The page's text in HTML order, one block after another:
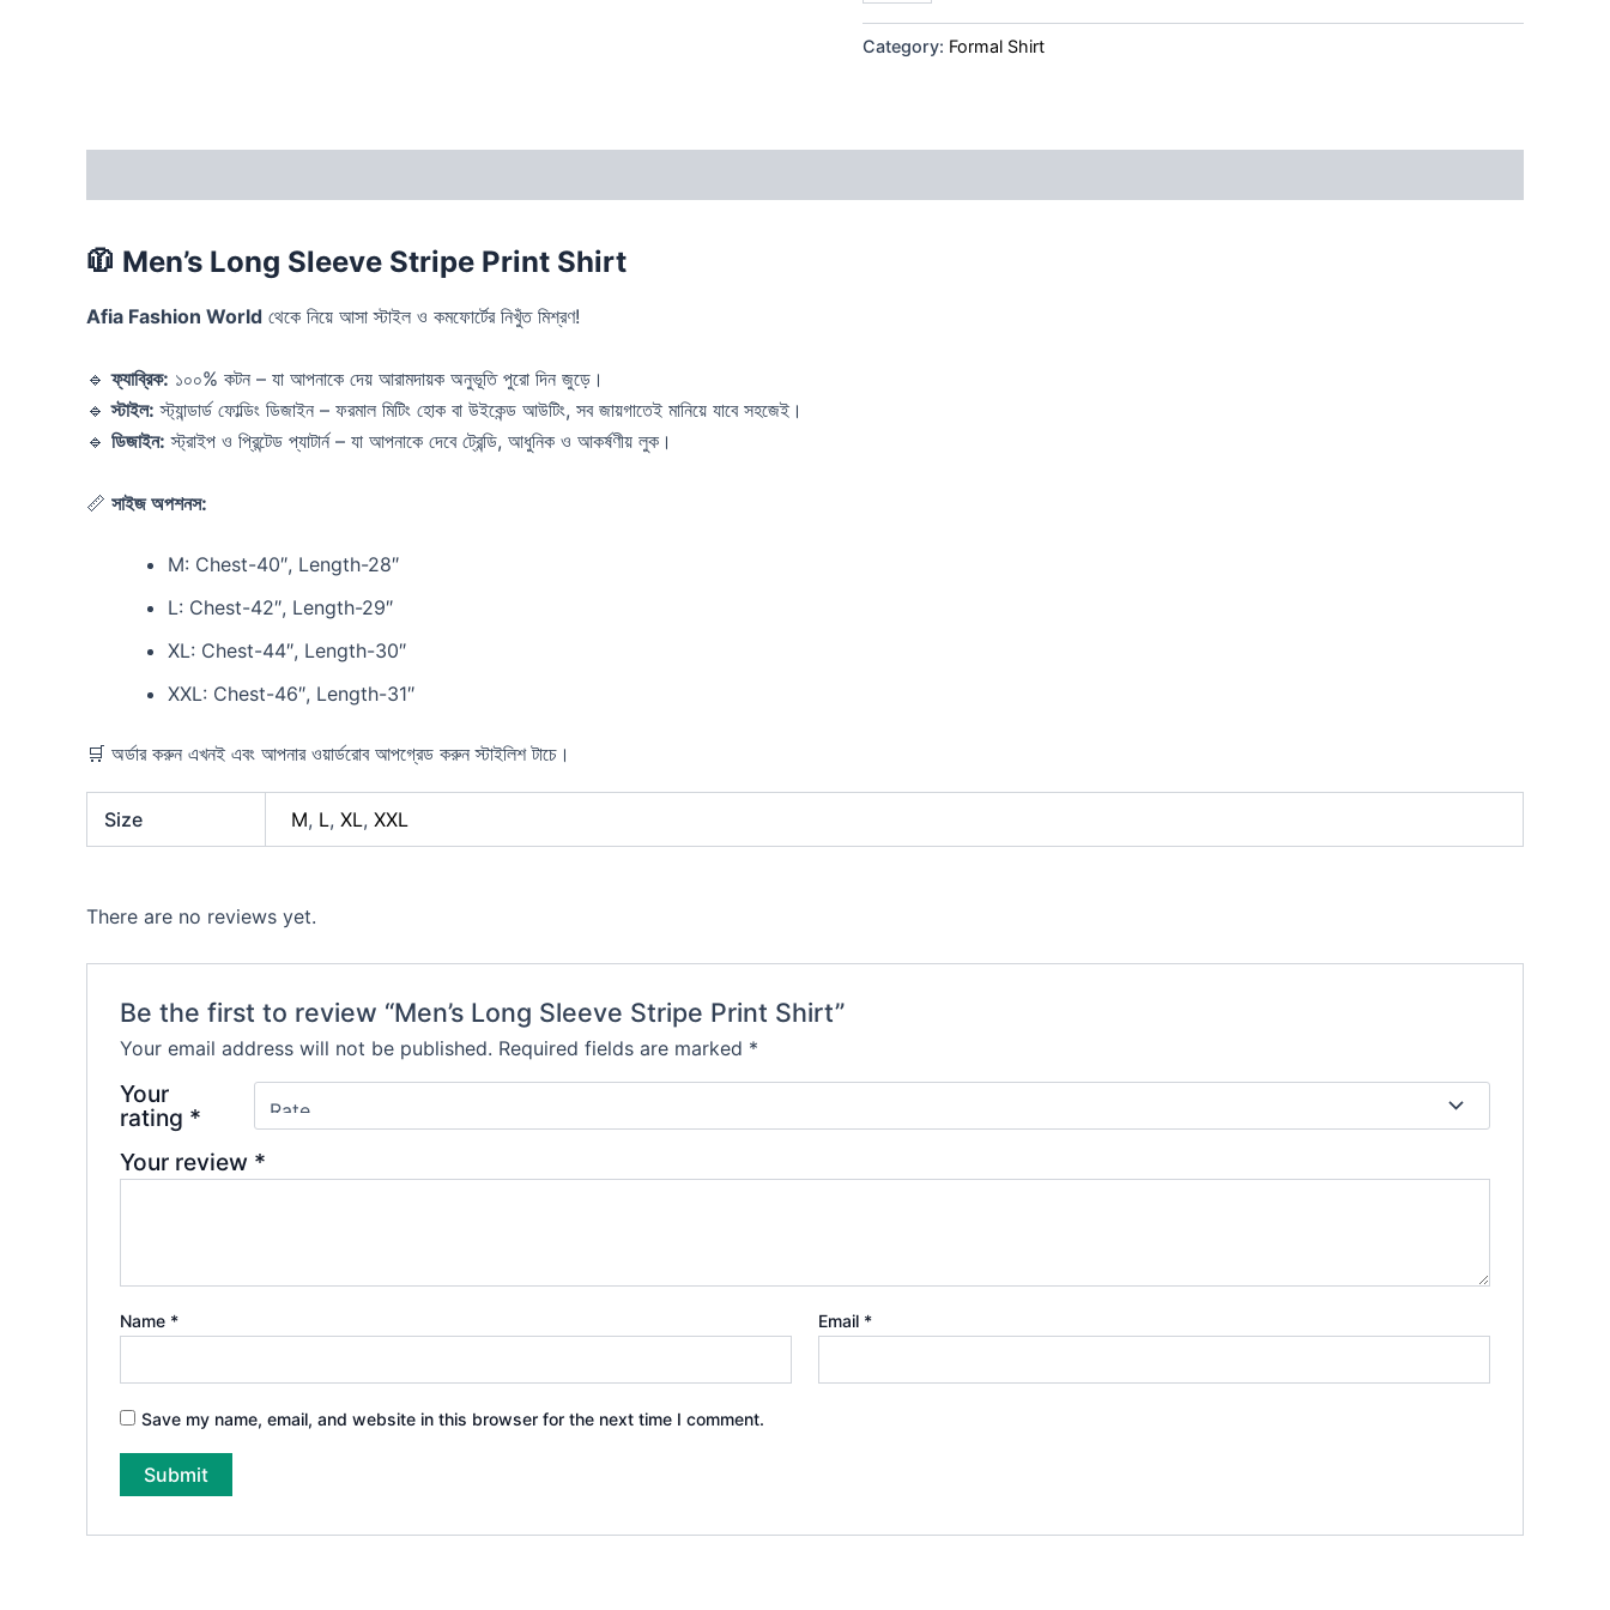
Category: Formal Shirt
🧥 Men’s Long Sleeve Stripe Print Shirt
Afia Fashion World থেকে নিয়ে আসা স্টাইল ও কমফোর্টের নিখুঁত মিশ্রণ!
🔹ফ্যাব্রিক: ১০০% কটন – যা আপনাকে দেয় আরামদায়ক অনুভূতি পুরো দিন জুড়ে।
🔹স্টাইল: স্ট্যান্ডার্ড ফোল্ডিং ডিজাইন – ফরমাল মিটিং হোক বা উইকেন্ড আউটিং, সব জায়গাতেই মানিয়ে যাবে সহজেই।
🔹 ডিজাইন: স্ট্রাইপ ও প্রিন্টেড প্যাটার্ন – যা আপনাকে দেবে ট্রেন্ডি, আধুনিক ও আকর্ষণীয় লুক।
📏 সাইজ অপশনস:
M: Chest-40″, Length-28″
L: Chest-42″, Length-29″
XL: Chest-44″, Length-30″
XXL: Chest-46″, Length-31″
🛒 অর্ডার করুন এখনই এবং আপনার ওয়ার্ডরোব আপগ্রেড করুন স্টাইলিশ টাচে।
Size M, L,XL,XXL
There are no reviews yet.
Be the first to review “Men’s Long Sleeve Stripe Print Shirt”
Your email address will not be published. Required fields are marked *
Your
rating *
Your review *
Name * Email *
Save my name, email, and website in this browser for the next time I comment.